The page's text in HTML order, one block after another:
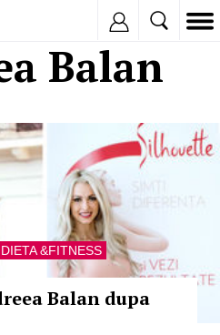
Balan
&FITNESS
Balan dupa